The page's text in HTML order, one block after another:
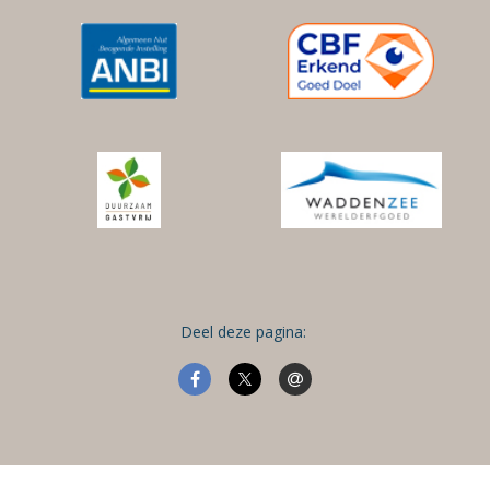
Deel deze pagina: